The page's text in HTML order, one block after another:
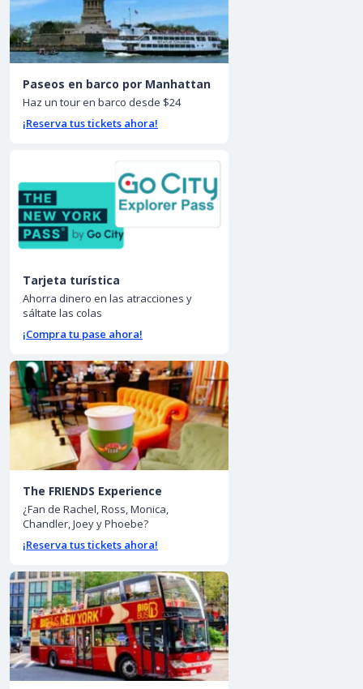
Paseos en barco por Manhattan
Haz un tour en barco desde $24
¡Reserva tus tickets ahora!
Tarjeta turística
Ahorra dinero en las atracciones y
sáltate las colas
¡Compra tu pase ahora!
The FRIENDS Experience
¿Fan de Rachel, Ross, Monica,
Chandler, Joey y Phoebe?
¡Reserva tus tickets ahora!